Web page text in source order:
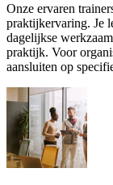
Onze ervaren
praktijkervaring. Je
dagelijkse
praktijk. Voor
aansluiten op